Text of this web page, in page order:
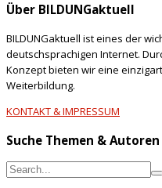
Über BILDUNGaktuell
BILDUNGaktuell ist eines der
deutschsprachigen Internet.
Konzept bieten wir eine
Weiterbildung.
KONTAKT & IMPRESSUM
Suche Themen & Autoren